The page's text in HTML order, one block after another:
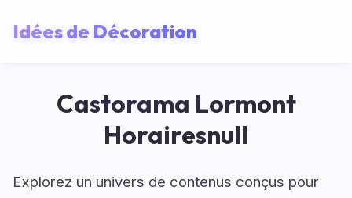
Idées de Décoration
Castorama Lormont
Horairesnull
Explorez un univers de contenus conçus pour